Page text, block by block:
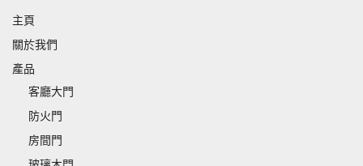
主頁
關於我們
產品
客廳大門
防火門
房間門